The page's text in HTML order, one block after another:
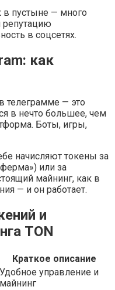
в пустыне — много
репутацию
в соцсетях.
как
телеграмме — это
в нечто большее, чем
Боты, игры,
начисляют токены за
или за
майнинг, как в
— и он работает.
и
TON
Краткое описание
Удобное управление и
майнинг